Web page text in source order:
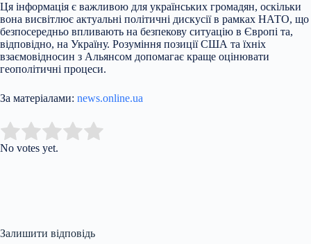
Ця інформація є важливою для українських громадян, оскільки
вона висвітлює актуальні політичні дискусії в рамках НАТО, що
безпосередньо впливають на безпекову ситуацію в Європі та,
відповідно, на Україну. Розуміння позиції США та їхніх
взаємовідносин з Альянсом допомагає краще оцінювати
геополітичні процеси.
За матеріалами: news.online.ua
Rate this item:
No votes yet.
Залишити відповідь